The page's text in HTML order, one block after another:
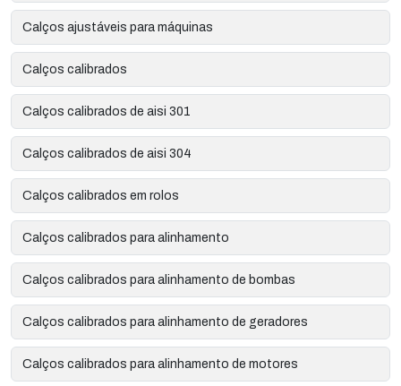
Calços ajustáveis para máquinas
Calços calibrados
Calços calibrados de aisi 301
Calços calibrados de aisi 304
Calços calibrados em rolos
Calços calibrados para alinhamento
Calços calibrados para alinhamento de bombas
Calços calibrados para alinhamento de geradores
Calços calibrados para alinhamento de motores